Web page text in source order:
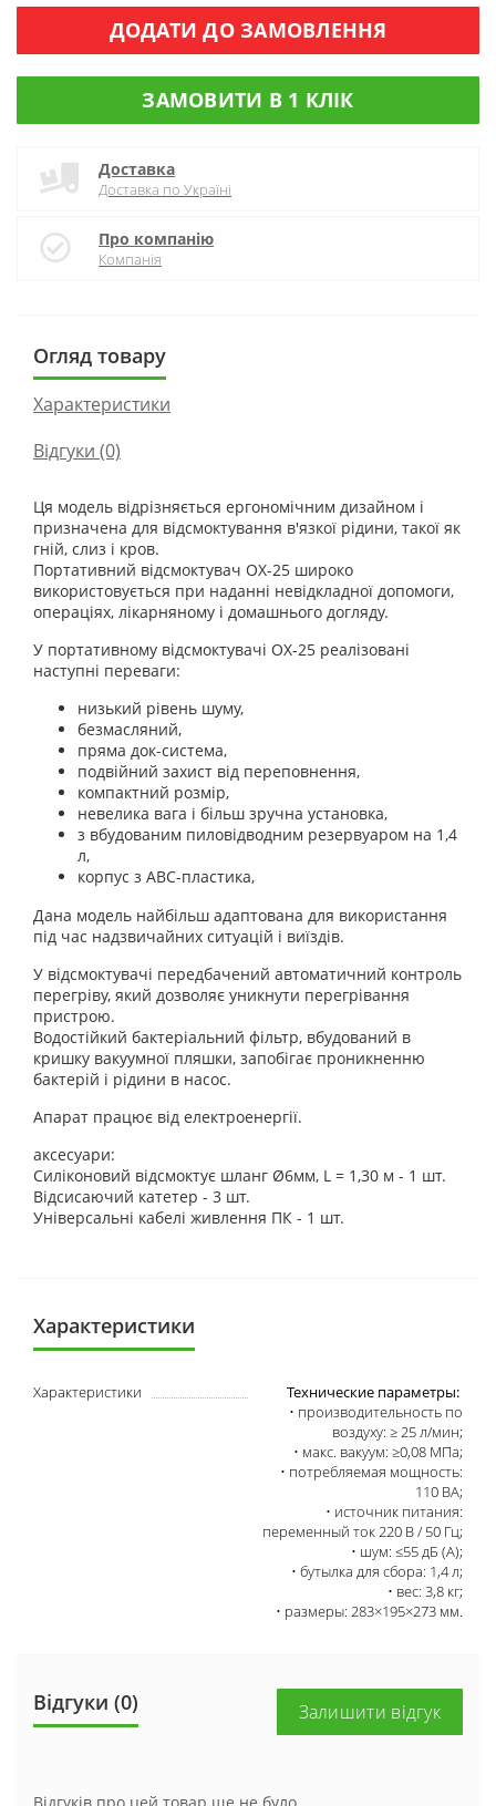
ДОДАТИ ДО ЗАМОВЛЕННЯ
ЗАМОВИТИ В 1 КЛІК
Доставка
Доставка по Україні
Про компанію
Компанія
Огляд товару
Характеристики
Відгуки (0)
Ця модель відрізняється ергономічним дизайном і
призначена для відсмоктування в'язкої рідини, такої як
гній, слиз і кров.
Портативний відсмоктувач ОХ-25 широко
використовується при наданні невідкладної допомоги,
операціях, лікарняному і домашнього догляду.
У портативному відсмоктувачі ОХ-25 реалізовані
наступні переваги:
низький рівень шуму,
безмасляний,
пряма док-система,
подвійний захист від переповнення,
компактний розмір,
невелика вага і більш зручна установка,
з вбудованим пиловідводним резервуаром на 1,4
л,
корпус з ABC-пластика,
Дана модель найбільш адаптована для використання
під час надзвичайних ситуацій і виїздів.
У відсмоктувачі передбачений автоматичний контроль
перегріву, який дозволяє уникнути перегрівання
пристрою.
Водостійкий бактеріальний фільтр, вбудований в
кришку вакуумної пляшки, запобігає проникненню
бактерій і рідини в насос.
Апарат працює від електроенергії.
аксесуари:
Силіконовий відсмоктує шланг Ø6мм, L = 1,30 м - 1 шт.
Відсисаючий катетер - 3 шт.
Універсальні кабелі живлення ПК - 1 шт.
Характеристики
Характеристики
Технические параметры:
• производительность по
воздуху: ≥ 25 л/мин;
• макс. вакуум: ≥0,08 МПа;
• потребляемая мощность:
110 ВА;
• источник питания:
переменный ток 220 В / 50 Гц;
• шум: ≤55 дБ (А);
• бутылка для сбора: 1,4 л;
• вес: 3,8 кг;
• размеры: 283×195×273 мм.
Відгуки (0) Залишити відгук